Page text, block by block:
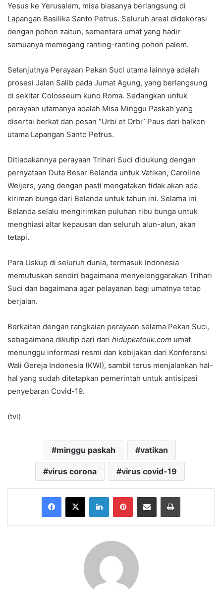
Yesus ke Yerusalem, misa biasanya berlangsung di
Lapangan Basilika Santo Petrus. Seluruh areal didekorasi
dengan pohon zaitun, sementara umat yang hadir
semuanya memegang ranting-ranting pohon palem.
Selanjutnya Perayaan Pekan Suci utama lainnya adalah
prosesi Jalan Salib pada Jumat Agung, yang berlangsung
di sekitar Colosseum kuno Roma. Sedangkan untuk
perayaan utamanya adalah Misa Minggu Paskah yang
disertai berkat dan pesan “Urbi et Orbi” Paus dari balkon
utama Lapangan Santo Petrus.
Ditiadakannya perayaan Trihari Suci didukung dengan
pernyataan Duta Besar Belanda untuk Vatikan, Caroline
Weijers, yang dengan pasti mengatakan tidak akan ada
kiriman bunga dari Belanda untuk tahun ini. Selama ini
Belanda selalu mengirimkan puluhan ribu bunga untuk
menghiasi altar kepausan dan seluruh alun-alun, akan
tetapi.
Para Uskup di seluruh dunia, termasuk Indonesia
memutuskan sendiri bagaimana menyelenggarakan Trihari
Suci dan bagaimana agar pelayanan bagi umatnya tetap
berjalan.
Berkaitan dengan rangkaian perayaan selama Pekan Suci,
sebagaimana dikutip dari dari hidupkatolik.com umat
menunggu informasi resmi dan kebijakan dari Konferensi
Wali Gereja Indonesia (KWI), sambil terus menjalankan hal-
hal yang sudah ditetapkan pemerintah untuk antisipasi
penyebaran Covid-19.
(tvl)
minggu paskah vatikan
virus corona virus covid-19
Facebook
X LinkedInPinterestShare via Email Print